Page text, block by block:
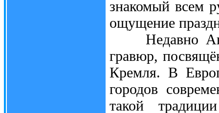
знакомый всем
ощущение
Недавно
гравюр,
Кремля. В
городов
такой